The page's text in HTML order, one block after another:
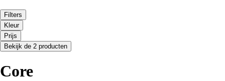
Filters
Kleur
Prijs
Bekijk de 2 producten
Core